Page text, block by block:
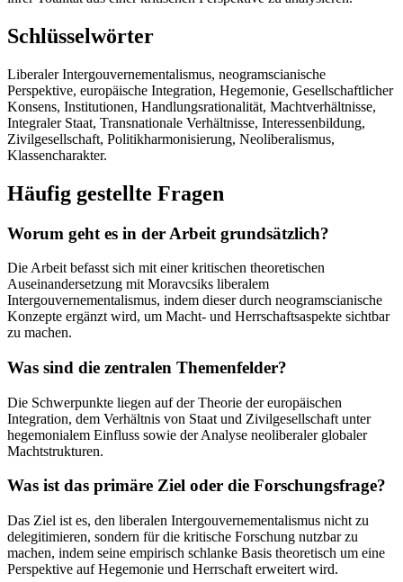
Schlüsselwörter
Liberaler Intergouvernementalismus, neogramscianische
Perspektive, europäische Integration, Hegemonie, Gesellschaftlicher
Konsens, Institutionen, Handlungsrationalität, Machtverhältnisse,
Integraler Staat, Transnationale Verhältnisse, Interessenbildung,
Zivilgesellschaft, Politikharmonisierung, Neoliberalismus,
Klassencharakter.
Häufig gestellte Fragen
Worum geht es in der Arbeit grundsätzlich?
Die Arbeit befasst sich mit einer kritischen theoretischen
Auseinandersetzung mit Moravcsiks liberalem
Intergouvernementalismus, indem dieser durch neogramscianische
Konzepte ergänzt wird, um Macht- und Herrschaftsaspekte sichtbar
zu machen.
Was sind die zentralen Themenfelder?
Die Schwerpunkte liegen auf der Theorie der europäischen
Integration, dem Verhältnis von Staat und Zivilgesellschaft unter
hegemonialem Einfluss sowie der Analyse neoliberaler globaler
Machtstrukturen.
Was ist das primäre Ziel oder die Forschungsfrage?
Das Ziel ist es, den liberalen Intergouvernementalismus nicht zu
delegitimieren, sondern für die kritische Forschung nutzbar zu
machen, indem seine empirisch schlanke Basis theoretisch um eine
Perspektive auf Hegemonie und Herrschaft erweitert wird.